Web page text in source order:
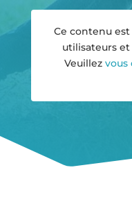
Ce contenu
utilisateurs
Veuillezvous